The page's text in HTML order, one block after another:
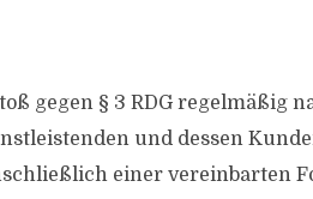
gegen § 3 RDG regelmäßig
und dessen
einer vereinbarten